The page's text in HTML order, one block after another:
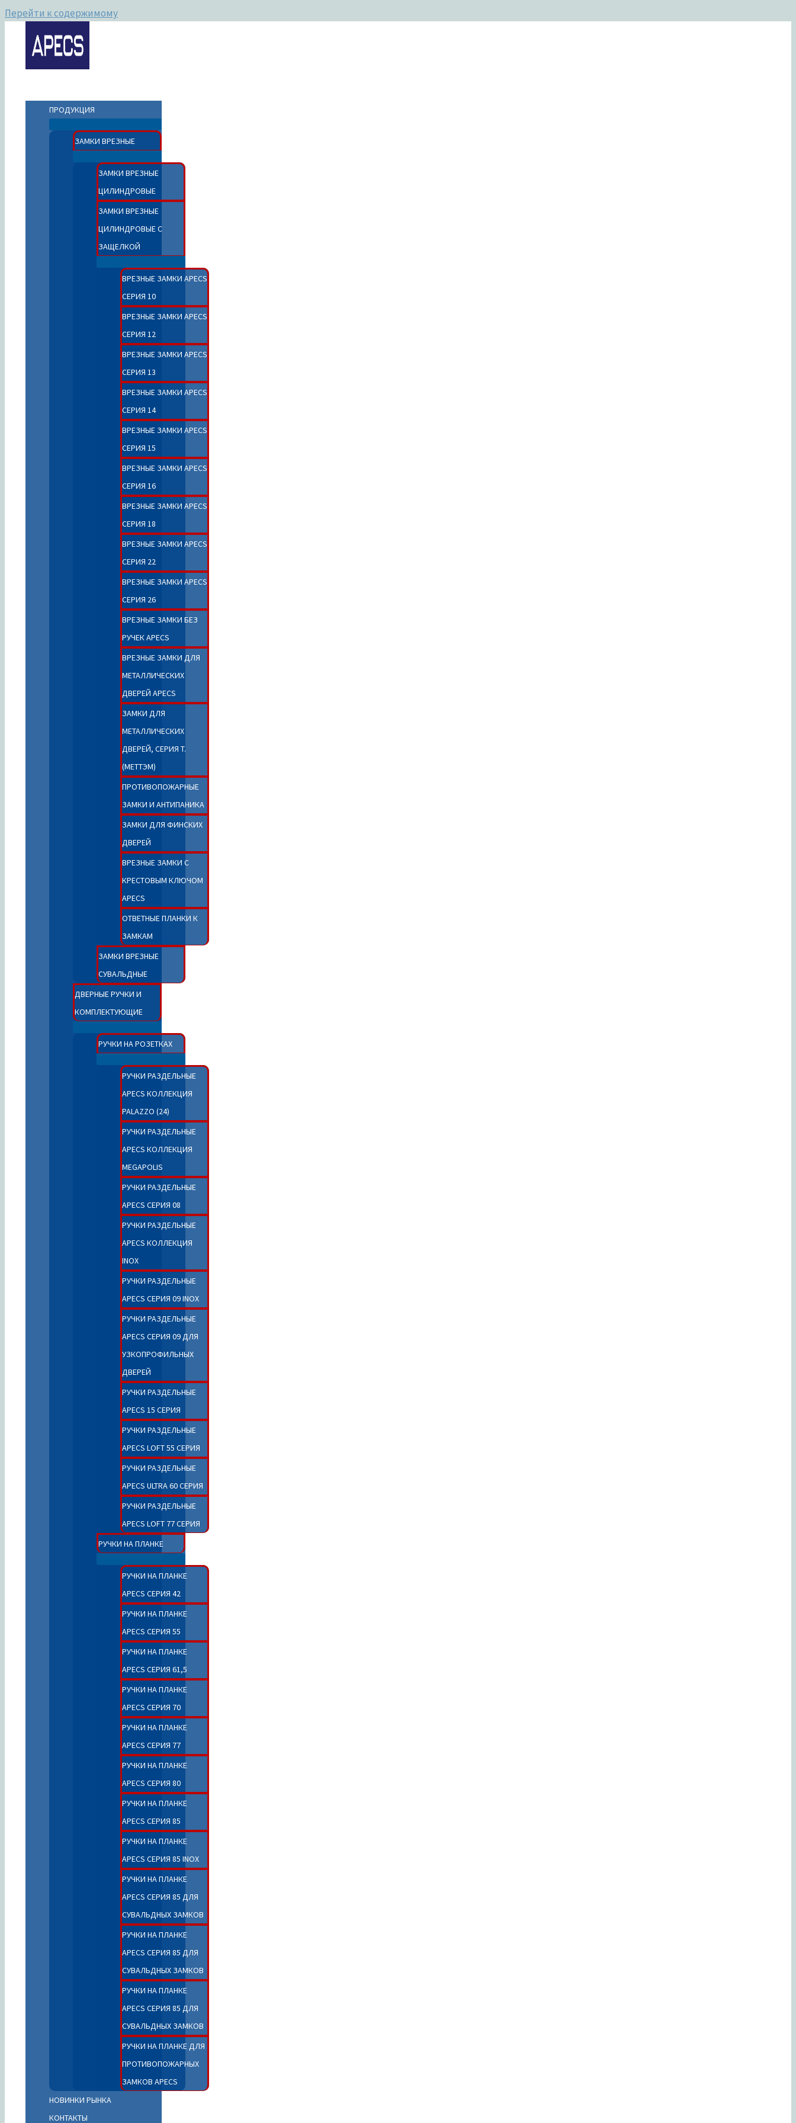
Перейти к содержимому
ПРОДУКЦИЯ
ЗАМКИ ВРЕЗНЫЕ
ЗАМКИ ВРЕЗНЫЕ
ЦИЛИНДРОВЫЕ
ЗАМКИ ВРЕЗНЫЕ
ЦИЛИНДРОВЫЕ С
ЗАЩЕЛКОЙ
ВРЕЗНЫЕ ЗАМКИ APECS
СЕРИЯ 10
ВРЕЗНЫЕ ЗАМКИ APECS
СЕРИЯ 12
ВРЕЗНЫЕ ЗАМКИ APECS
СЕРИЯ 13
ВРЕЗНЫЕ ЗАМКИ APECS
СЕРИЯ 14
ВРЕЗНЫЕ ЗАМКИ APECS
СЕРИЯ 15
ВРЕЗНЫЕ ЗАМКИ APECS
СЕРИЯ 16
ВРЕЗНЫЕ ЗАМКИ APECS
СЕРИЯ 18
ВРЕЗНЫЕ ЗАМКИ APECS
СЕРИЯ 22
ВРЕЗНЫЕ ЗАМКИ APECS
СЕРИЯ 26
ВРЕЗНЫЕ ЗАМКИ БЕЗ
РУЧЕК APECS
ВРЕЗНЫЕ ЗАМКИ ДЛЯ
МЕТАЛЛИЧЕСКИХ
ДВЕРЕЙ APECS
ЗАМКИ ДЛЯ
МЕТАЛЛИЧЕСКИХ
ДВЕРЕЙ, CЕРИЯ T.
(МЕТТЭМ)
ПРОТИВОПОЖАРНЫЕ
ЗАМКИ И АНТИПАНИКА
ЗАМКИ ДЛЯ ФИНСКИХ
ДВЕРЕЙ
ВРЕЗНЫЕ ЗАМКИ С
КРЕСТОВЫМ КЛЮЧОМ
APECS
ОТВЕТНЫЕ ПЛАНКИ К
ЗАМКАМ
ЗАМКИ ВРЕЗНЫЕ
СУВАЛЬДНЫЕ
ДВЕРНЫЕ РУЧКИ И
КОМПЛЕКТУЮЩИЕ
РУЧКИ НА РОЗЕТКАХ
РУЧКИ РАЗДЕЛЬНЫЕ
APECS КОЛЛЕКЦИЯ
PALAZZO (24)
РУЧКИ РАЗДЕЛЬНЫЕ
APECS КОЛЛЕКЦИЯ
MEGAPOLIS
РУЧКИ РАЗДЕЛЬНЫЕ
APECS СЕРИЯ 08
РУЧКИ РАЗДЕЛЬНЫЕ
APECS КОЛЛЕКЦИЯ
INOX
РУЧКИ РАЗДЕЛЬНЫЕ
APECS СЕРИЯ 09 INOX
РУЧКИ РАЗДЕЛЬНЫЕ
APECS СЕРИЯ 09 ДЛЯ
УЗКОПРОФИЛЬНЫХ
ДВЕРЕЙ
РУЧКИ РАЗДЕЛЬНЫЕ
APECS 15 СЕРИЯ
РУЧКИ РАЗДЕЛЬНЫЕ
APECS LOFT 55 СЕРИЯ
РУЧКИ РАЗДЕЛЬНЫЕ
APECS ULTRA 60 СЕРИЯ
РУЧКИ РАЗДЕЛЬНЫЕ
APECS LOFT 77 СЕРИЯ
РУЧКИ НА ПЛАНКЕ
РУЧКИ НА ПЛАНКЕ
APECS СЕРИЯ 42
РУЧКИ НА ПЛАНКЕ
APECS СЕРИЯ 55
РУЧКИ НА ПЛАНКЕ
APECS СЕРИЯ 61,5
РУЧКИ НА ПЛАНКЕ
APECS СЕРИЯ 70
РУЧКИ НА ПЛАНКЕ
APECS СЕРИЯ 77
РУЧКИ НА ПЛАНКЕ
APECS СЕРИЯ 80
РУЧКИ НА ПЛАНКЕ
APECS СЕРИЯ 85
РУЧКИ НА ПЛАНКЕ
APECS СЕРИЯ 85 INOX
РУЧКИ НА ПЛАНКЕ
APECS СЕРИЯ 85 ДЛЯ
СУВАЛЬДНЫХ ЗАМКОВ
РУЧКИ НА ПЛАНКЕ
APECS СЕРИЯ 85 ДЛЯ
СУВАЛЬДНЫХ ЗАМКОВ
РУЧКИ НА ПЛАНКЕ
APECS СЕРИЯ 85 ДЛЯ
СУВАЛЬДНЫХ ЗАМКОВ
РУЧКИ НА ПЛАНКЕ ДЛЯ
ПРОТИВОПОЖАРНЫХ
ЗАМКОВ APECS
НОВИНКИ РЫНКА
КОНТАКТЫ